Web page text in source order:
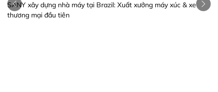
SANY xây dựng nhà máy tại Brazil: Xuất xưởng máy xúc & xe
thương mại đầu tiên